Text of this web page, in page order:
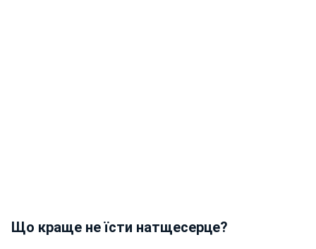
Що краще не їсти натщесерце?